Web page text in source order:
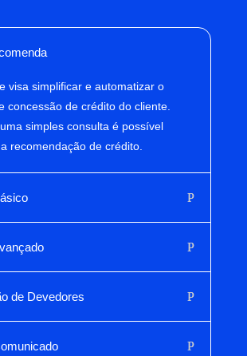
visa simplificar e automatizar o
concessão de crédito do cliente.
simples consulta é possível
recomendação de crédito.
de Devedores